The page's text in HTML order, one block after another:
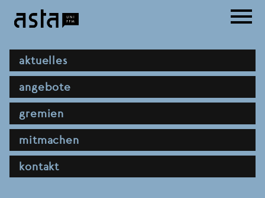
zum
hauptnavigation
aktuelles
angebote
gremien
mitmachen
kontakt
menu